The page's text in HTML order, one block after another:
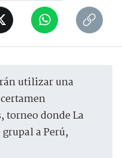
torneo donde La
a Perú,